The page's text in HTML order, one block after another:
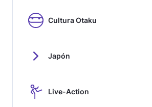
Cultura Otaku
Japón
Live-Action